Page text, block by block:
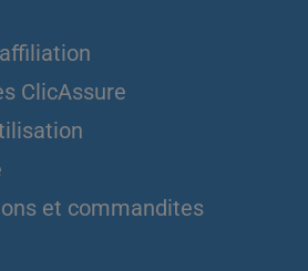
ClicAssure
et commandites